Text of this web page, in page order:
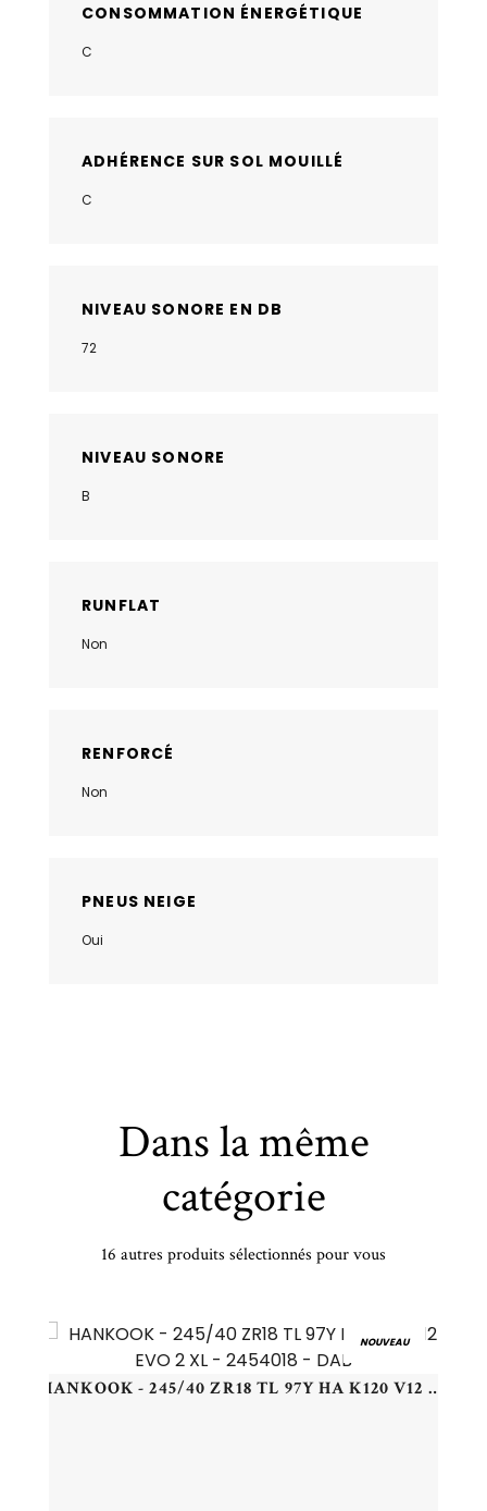
CONSOMMATION ÉNERGÉTIQUE
C
ADHÉRENCE SUR SOL MOUILLÉ
C
NIVEAU SONORE EN DB
72
NIVEAU SONORE
B
RUNFLAT
Non
RENFORCÉ
Non
PNEUS NEIGE
Oui
Dans la même
catégorie
16 autres produits sélectionnés pour vous
NOUVEAU
HANKOOK - 245/40 ZR18 TL 97Y HA K120 V12 EVO 2 XL - 2454018 - DAB